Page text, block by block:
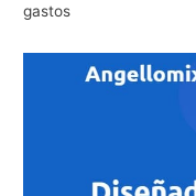
gastos